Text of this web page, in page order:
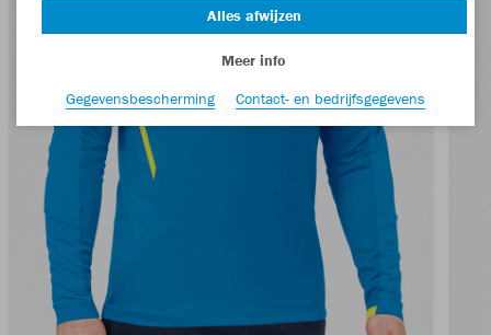
Alles afwijzen
Meer info
Gegevensbescherming
Contact- en bedrijfsgegevens